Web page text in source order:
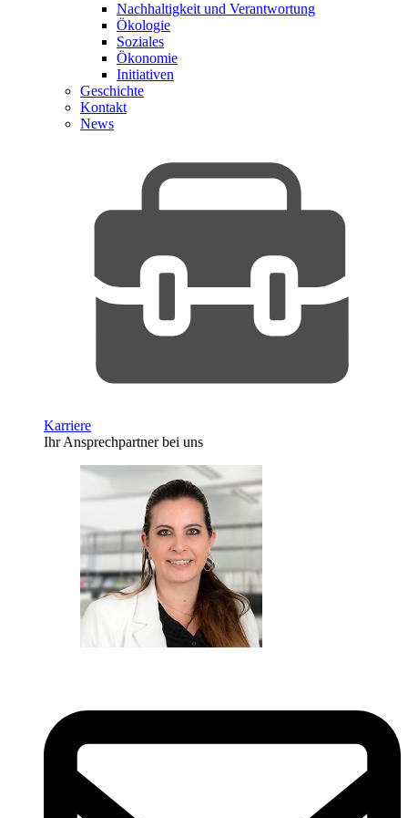
Nachhaltigkeit und Verantwortung
Ökologie
Soziales
Ökonomie
Initiativen
Geschichte
Kontakt
News
Karriere
Ihr Ansprechpartner bei uns